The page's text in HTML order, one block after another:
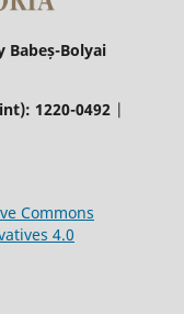
Babeș-Bolyai
1220-0492|
Commons
4.0